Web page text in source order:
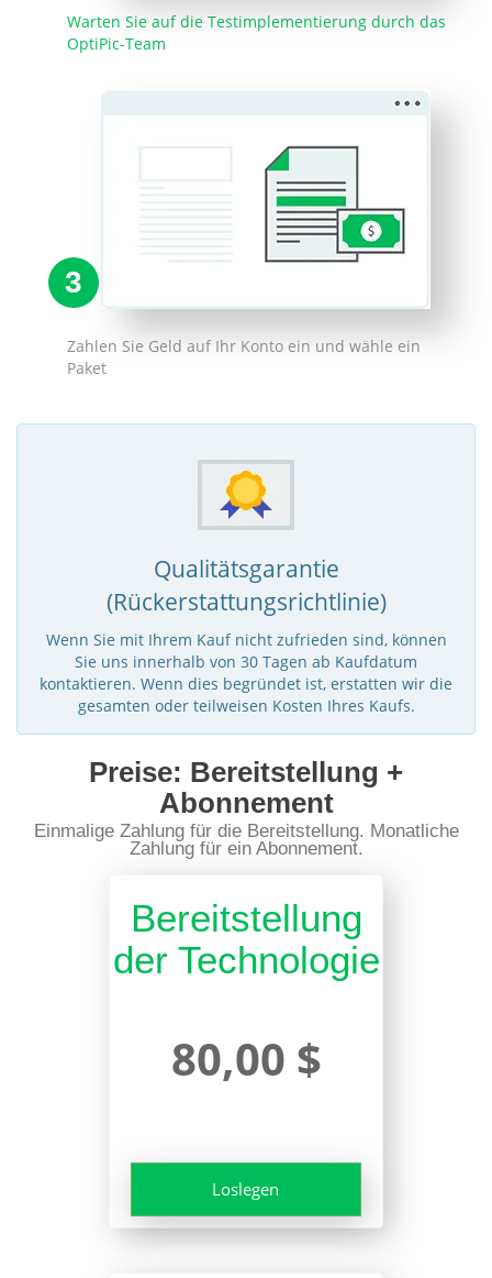
Warten Sie auf die Testimplementierung durch das
OptiPic-Team
3
Zahlen Sie Geld auf Ihr Konto ein und wähle ein
Paket
Qualitätsgarantie
(Rückerstattungsrichtlinie)
Wenn Sie mit Ihrem Kauf nicht zufrieden sind, können
Sie uns innerhalb von 30 Tagen ab Kaufdatum
kontaktieren. Wenn dies begründet ist, erstatten wir die
gesamten oder teilweisen Kosten Ihres Kaufs.
Preise: Bereitstellung +
Abonnement
Einmalige Zahlung für die Bereitstellung. Monatliche
Zahlung für ein Abonnement.
Bereitstellung
der Technologie
80,00 $
Loslegen